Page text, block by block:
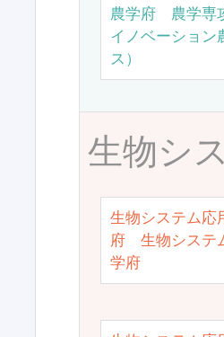
農学府 農学専
イノベーション
ス）
生物シ
生物システム応
府 生物システ
学府